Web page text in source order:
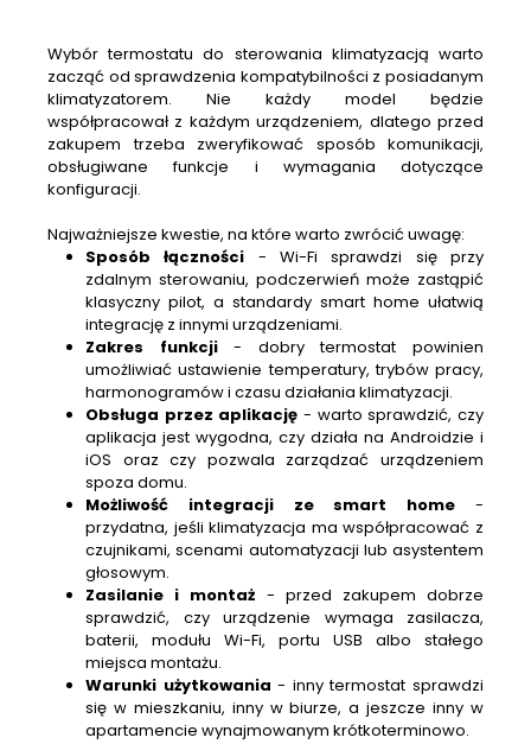
Wybór termostatu do sterowania klimatyzacją warto
zacząć od sprawdzenia kompatybilności z posiadanym
klimatyzatorem. Nie każdy model będzie
współpracował z każdym urządzeniem, dlatego przed
zakupem trzeba zweryfikować sposób komunikacji,
obsługiwane funkcje i wymagania dotyczące
konfiguracji.
Najważniejsze kwestie, na które warto zwrócić uwagę:
Sposób łączności - Wi-Fi sprawdzi się przy
zdalnym sterowaniu, podczerwień może zastąpić
klasyczny pilot, a standardy smart home ułatwią
integrację z innymi urządzeniami.
Zakres funkcji- dobry termostat powinien
umożliwiać ustawienie temperatury, trybów pracy,
harmonogramów i czasu działania klimatyzacji.
Obsługa przez aplikację - warto sprawdzić, czy
aplikacja jest wygodna, czy działa na Androidzie i
iOS oraz czy pozwala zarządzać urządzeniem
spoza domu.
Możliwość integracji ze smart home -
przydatna, jeśli klimatyzacja ma współpracować z
czujnikami, scenami automatyzacji lub asystentem
głosowym.
Zasilanie i montaż - przed zakupem dobrze
sprawdzić, czy urządzenie wymaga zasilacza,
baterii, modułu Wi-Fi, portu USB albo stałego
miejsca montażu.
Warunki użytkowania - inny termostat sprawdzi
się w mieszkaniu, inny w biurze, a jeszcze inny w
apartamencie wynajmowanym krótkoterminowo.